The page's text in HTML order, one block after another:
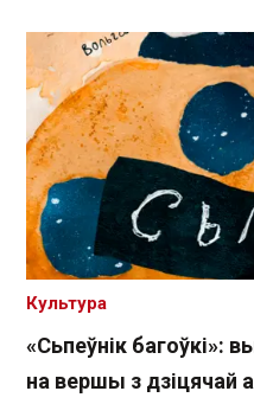
«Сьпеўнік
на вершы з дзіцячай
Культура